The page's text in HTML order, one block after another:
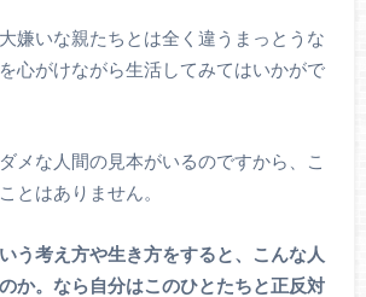
嫌いな親たちとは全く違うまっとうな
心がけながら生活してみてはいかがで
メな人間の見本がいるのですから、こ
とはありません。
う考え方や生き方をすると、こんな人
か。なら自分はこのひとたちと正反対